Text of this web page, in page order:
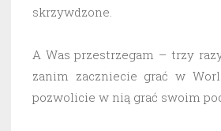
skrzywdzone.
A Was przestrzegam – trzy
zanim zaczniecie grać w
pozwolicie w nią grać swoim